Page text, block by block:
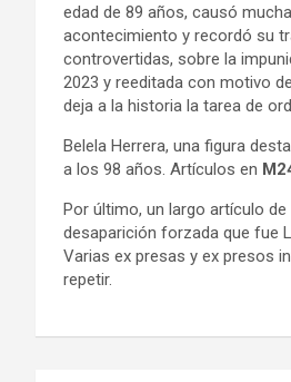
edad de 89 años, causó
acontecimiento y recordó su
controvertidas, sobre la
2023 y reeditada con motivo
deja a la historia la tarea de
Belela Herrera, una figura
a los 98 años. Artículos en
Por último, un largo artículo de
desaparición forzada que fue
Varias ex presas y ex presos
repetir.